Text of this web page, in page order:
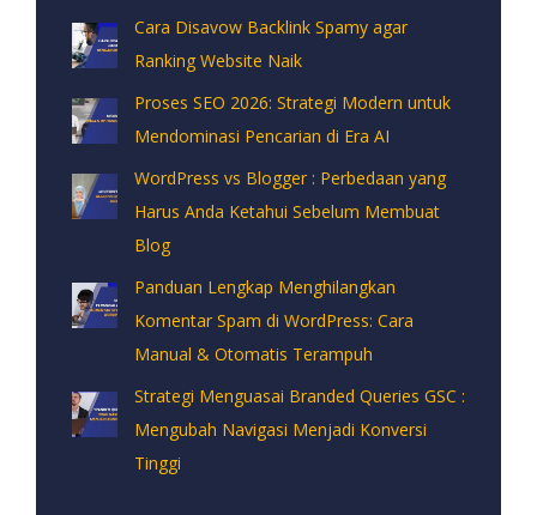
Cara Disavow Backlink Spamy agar
Ranking Website Naik
Proses SEO 2026: Strategi Modern untuk
Mendominasi Pencarian di Era AI
WordPress vs Blogger : Perbedaan yang
Harus Anda Ketahui Sebelum Membuat
Blog
Panduan Lengkap Menghilangkan
Komentar Spam di WordPress: Cara
Manual & Otomatis Terampuh
Strategi Menguasai Branded Queries GSC :
Mengubah Navigasi Menjadi Konversi
Tinggi